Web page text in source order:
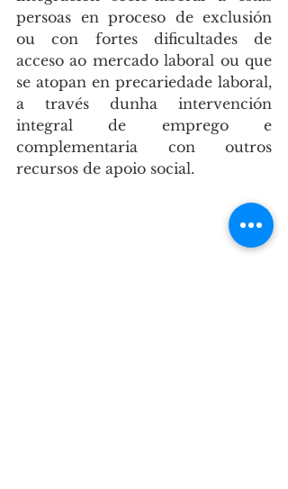
persoas en proceso de exclusión
ou con fortes dificultades de
acceso ao mercado laboral ou que
se atopan en precariedade laboral,
a través dunha intervención
integral de emprego e
complementaria con outros
recursos de apoio social.